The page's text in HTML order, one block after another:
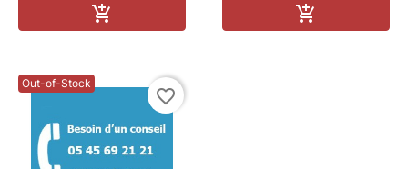
 
Out-of-Stock
favorite_border